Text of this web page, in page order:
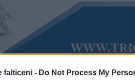
falticeni - Do Not Process My